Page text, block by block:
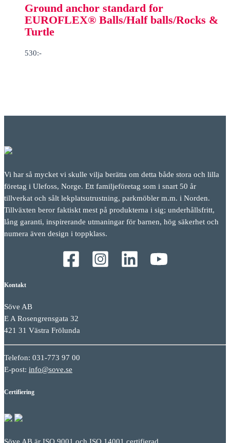
Ground anchor standard for
EUROFLEX® Balls/Half balls/Rocks &
Turtle
530:-
Vi har så mycket vi skulle vilja berätta om detta både stora och lilla
företag i Ulefoss, Norge. Ett familjeföretag som i snart 50 år
tillverkat och sålt lekplatsutrustning, parkmöbler m.m. i Norden.
Tillväxten beror faktiskt mest på produkterna i sig; underhållsfritt,
lång garanti, inspirerande utmaningar för barnen, hög säkerhet och
numera även design i toppklass.
Kontakt
Söve AB
E A Rosengrensgata 32
421 31 Västra Frölunda
Telefon: 031-773 97 00
E-post: info@sove.se
Certifiering
Söve AB är ISO 9001 och ISO 14001 certifierad.